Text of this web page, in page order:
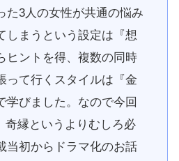
た3人の女性が共通の悩み
しまうという設定は『想
ヒントを得、複数の同時
って行くスタイルは『金
学びました。なので今回
奇縁というよりむしろ必
当初からドラマ化のお話